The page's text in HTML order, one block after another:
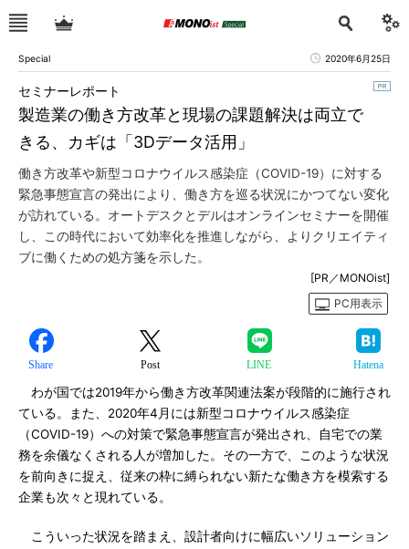
Special 2020年6月25日
製造業の働き方改革と現場の課題解決は両立で
きる、カギは「3Dデータ活用」
セミナーレポート
働き方改革や新型コロナウイルス感染症（COVID-19）に対する
緊急事態宣言の発出により、働き方を巡る状況にかつてない変化
が訪れている。オートデスクとデルはオンラインセミナーを開催
し、この時代において効率化を推進しながら、よりクリエイティ
ブに働くための処方箋を示した。
[PR／MONOist]
PC用表示
Share Post LINE Hatena
わが国では2019年から働き方改革関連法案が段階的に施行され
ている。また、2020年4月には新型コロナウイルス感染症
（COVID-19）への対策で緊急事態宣言が発出され、自宅での業
務を余儀なくされる人が増加した。その一方で、このような状況
を前向きに捉え、従来の枠に縛られない新たな働き方を模索する
企業も次々と現れている。
こういった状況を踏まえ、設計者向けに幅広いソリューション